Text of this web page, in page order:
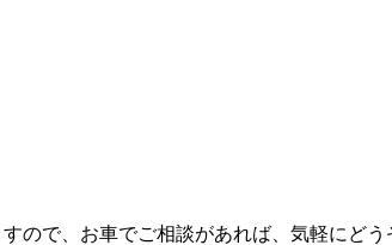
ので、お車でご相談があれば、気軽にど